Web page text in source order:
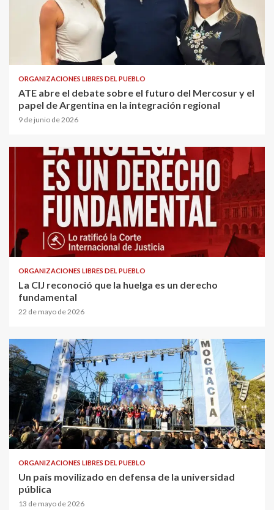
ORGANIZACIONES LIBRES DEL PUEBLO
ATE abre el debate sobre el futuro del Mercosur y el
papel de Argentina en la integración regional
9 de junio de 2026
ORGANIZACIONES LIBRES DEL PUEBLO
La CIJ reconoció que la huelga es un derecho
fundamental
22 de mayo de 2026
ORGANIZACIONES LIBRES DEL PUEBLO
Un país movilizado en defensa de la universidad
pública
13 de mayo de 2026